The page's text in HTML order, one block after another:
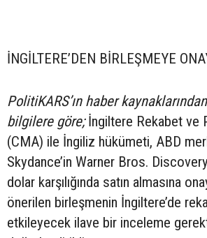
İNGİLTERE’DEN BİRLEŞMEYE
PolitiKARS’ın haber
bilgilere göre;İngiltere Rekabet ve
(CMA) ile İngiliz hükümeti, ABD
Skydance’in Warner Bros.
dolar karşılığında satın almasına
önerilen birleşmenin İngiltere’de
etkileyecek ilave bir inceleme